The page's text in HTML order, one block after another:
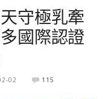
守極乳牽
國際認證
02 115